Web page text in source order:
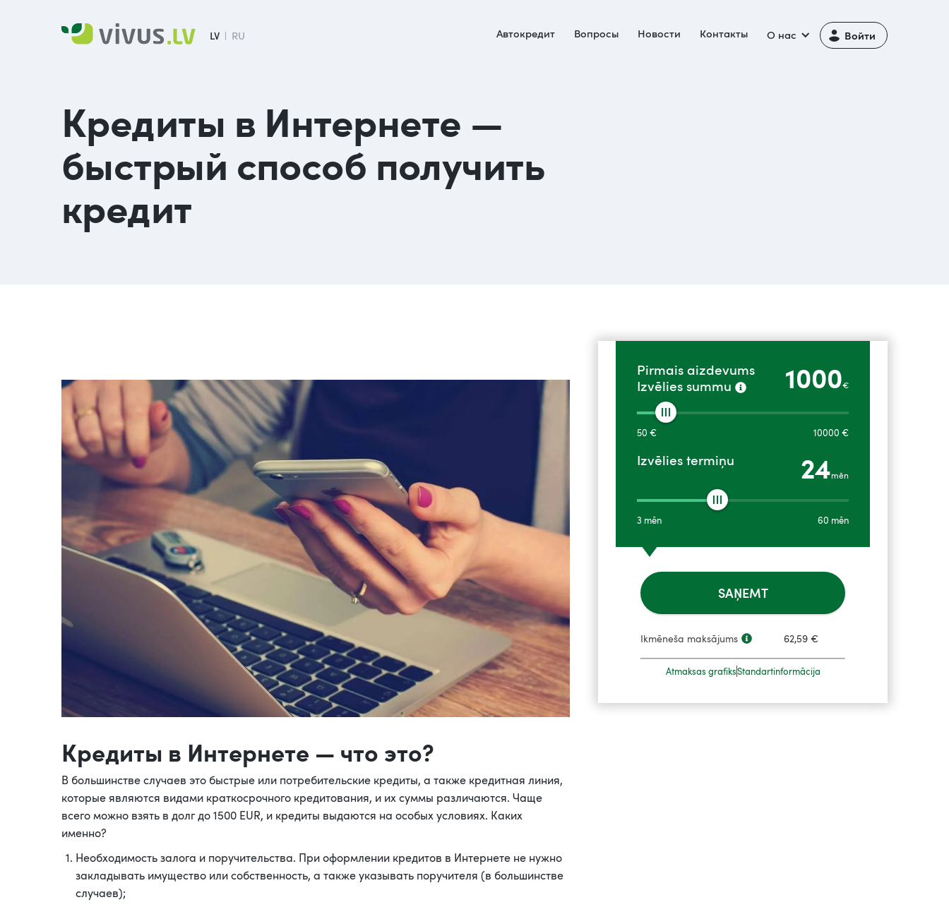
LV RU Автокредит Вопросы Новости Контакты О нас Войти
Кредиты в Интернете —
быстрый способ получить
кредит
Кредиты в Интернете — что это?
В большинстве случаев это быстрые или потребительские кредиты, а также кредитная линия,
которые являются видами краткосрочного кредитования, и их суммы различаются. Чаще
всего можно взять в долг до 1500 EUR, и кредиты выдаются на особых условиях. Каких
именно?
Необходимость залога и поручительства. При оформлении кредитов в Интернете не нужно
закладывать имущество или собственность, а также указывать поручителя (в большинстве
случаев);
Pirmais aizdevums
Izvēlies summu
1000€
50 € 10000 €
Izvēlies termiņu 24mēn
3 mēn 60 mēn
SAŅEMT
Ikmēneša maksājums 62,59 €
Atmaksas grafiksStandartinformācija